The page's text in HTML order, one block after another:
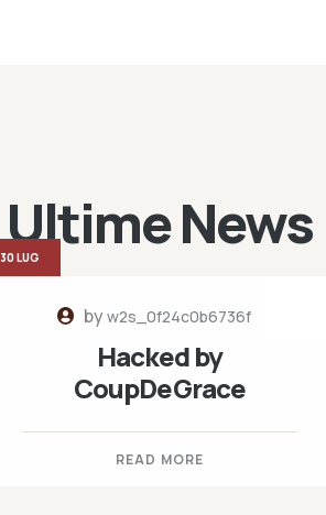
Ultime News
byw2s_0f24c0b6736f
Hacked by
CoupDeGrace
READ MORE
30 LUG